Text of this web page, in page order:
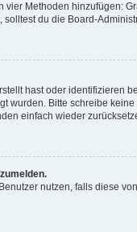
Methoden hinzufügen:
du die Board-
hast oder identifizieren
wurden. Bitte schreibe
einfach wieder
nutzen, falls diese